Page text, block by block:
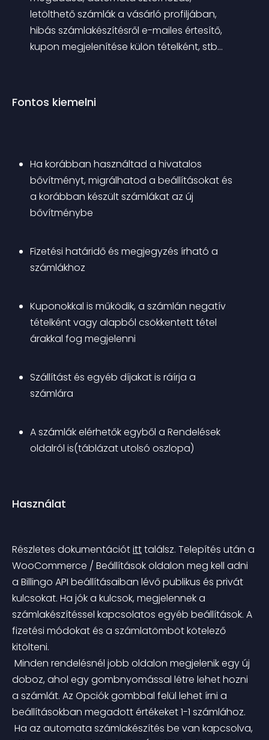
letölthető számlák a vásárló profiljában,
hibás számlakészítésről e-mailes értesítő,
kupon megjelenítése külön tételként, stb…
Fontos kiemelni
Ha korábban használtad a hivatalos
bővítményt, migrálhatod a beállításokat és
a korábban készült számlákat az új
bővítménybe
Fizetési határidő és megjegyzés írható a
számlákhoz
Kuponokkal is működik, a számlán negatív
tételként vagy alapból csökkentett tétel
árakkal fog megjelenni
Szállítást és egyéb díjakat is ráírja a
számlára
A számlák elérhetők egyből a Rendelések
oldalról is(táblázat utolsó oszlopa)
Használat
Részletes dokumentációt itt találsz. Telepítés után a
WooCommerce / Beállítások oldalon meg kell adni
a Billingo API beállításaiban lévő publikus és privát
kulcsokat. Ha jók a kulcsok, megjelennek a
számlakészítéssel kapcsolatos egyéb beállítások. A
fizetési módokat és a számlatömböt kötelező
kitölteni.
doboz, ahol egy gombnyomással létre lehet hozni
a számlát. Az Opciók gombbal felül lehet írni a
beállításokban megadott értékeket 1-1 számlához.